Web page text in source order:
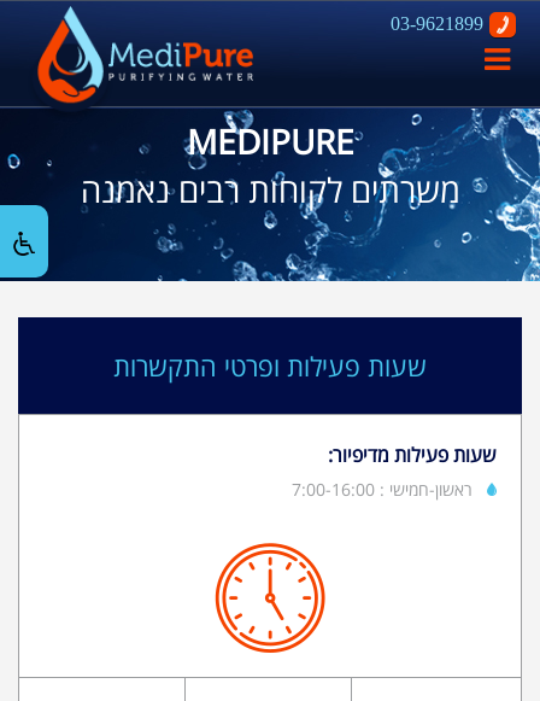
03-9621899
פתח
ניווט
MEDIPURE
משרתים לקוחות רבים נאמנה
שעות פעילות ופרטי התקשרות
שעות פעילות מדיפיור:
ראשון-חמישי : 7:00-16:00